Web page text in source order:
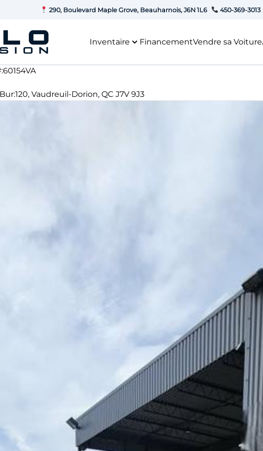
290, Boulevard Maple Grove, Beauharnois, J6N 1L6 450-369-3013
Inventaire FinancementVendre sa Voiture
, Vaudreuil-Dorion, QC J7V 9J3